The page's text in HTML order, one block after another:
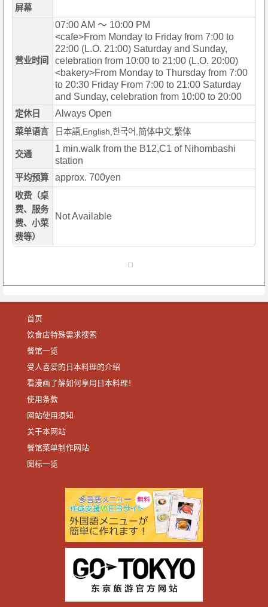
屏幕
营业时间
07:00 AM ～ 10:00 PM
<cafe>From Monday to Friday from 7:00 to
22:00 (L.O. 21:00) Saturday and Sunday,
celebration from 10:00 to 21:00 (L.O. 20:00)
<bakery>From Monday to Thursday from 7:00
to 20:30 Friday From 7:00 to 21:00 Saturday
and Sunday, celebration from 10:00 to 20:00
定休日 Always Open
菜单语言 日本語,English,한국어,简体中文,繁体
交通
1 min.walk from the B12,C1 of Nihombashi
station
平均预算 approx. 700yen
收费（桌
费、服务
费、小菜
费等）
Not Available
首页
饮食店特殊需求搜索
餐馆一览
受人喜爱的日本料理的介绍
看漫画了解如何享用日本料理！
使用条款
网站使用须知
关于本网站
餐馆菜单制作网站
图标一览